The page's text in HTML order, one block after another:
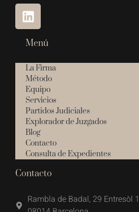
Menú
La Firma
Método
Equipo
Servicios
Partidos Judiciales
Explorador de Juzgados
Blog
Contacto
Consulta de Expedientes
Contacto
Rambla de Badal, 29 Entresòl